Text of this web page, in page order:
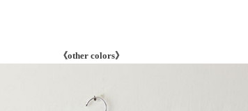
《other colors》